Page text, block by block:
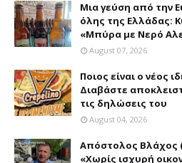
Mια γεύση από την
όλης της Ελλάδας:
«Μπύρα με Nερό
August 07, 2026
Ποιος είναι ο νέος
Διαβάστε
τις δηλώσεις του
August 04, 2026
Απόστολος Βλάχος
«Χωρίς ισχυρή